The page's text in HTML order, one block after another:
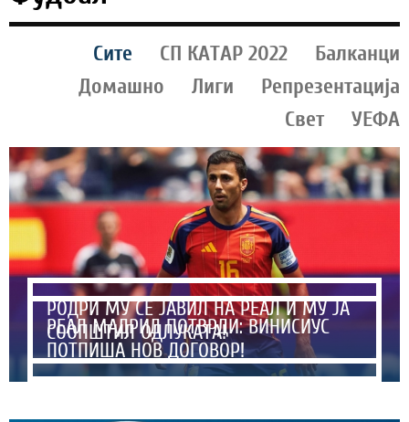
Сите СП КАТАР 2022
Балканци
Домашно
Лиги
Репрезентација
Свет
УЕФА
РОДРИ МУ СЕ ЈАВИЛ НА РЕАЛ И МУ ЈА
СООПШТИЛ ОДЛУКАТА!
РЕАЛ МАДРИД ПОТВРДИ: ВИНИСИУС
ПОТПИША НОВ ДОГОВОР!